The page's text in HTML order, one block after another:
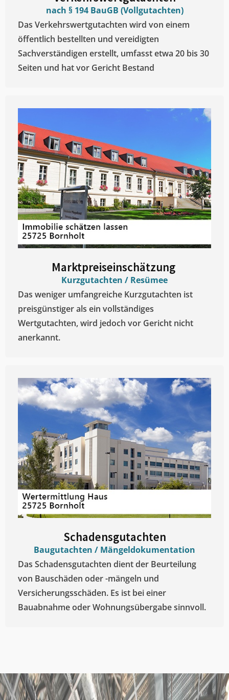
nach § 194 BauGB (Vollgutachten)
Das Verkehrswertgutachten wird von einem
öffentlich bestellten und vereidigten
Sachverständigen erstellt, umfasst etwa 20 bis 30
Seiten und hat vor Gericht Bestand
Marktpreiseinschätzung ​
Kurzgutachten / Resümee
Das weniger umfangreiche Kurzgutachten ist
preisgünstiger als ein vollständiges
Wertgutachten, wird jedoch vor Gericht nicht
anerkannt.
Schadensgutachten
Baugutachten / Mängeldokumentation
Das Schadensgutachten dient der Beurteilung
von Bauschäden oder -mängeln und
Versicherungsschäden. Es ist bei einer
Bauabnahme oder Wohnungsübergabe sinnvoll.